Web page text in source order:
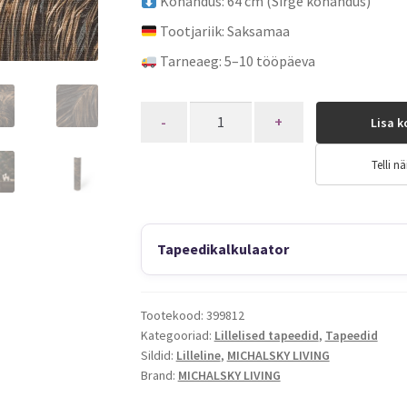
Tootjariik: Saksamaa
Tarneaeg: 5–10 tööpäeva
Lisa
Telli
Tapeedikalkulaator
Tootekood: 399812
Kategooriad: Lillelised tapeedid, Tapeedid
Sildid: Lilleline, MICHALSKY LIVING
Brand: MICHALSKY LIVING